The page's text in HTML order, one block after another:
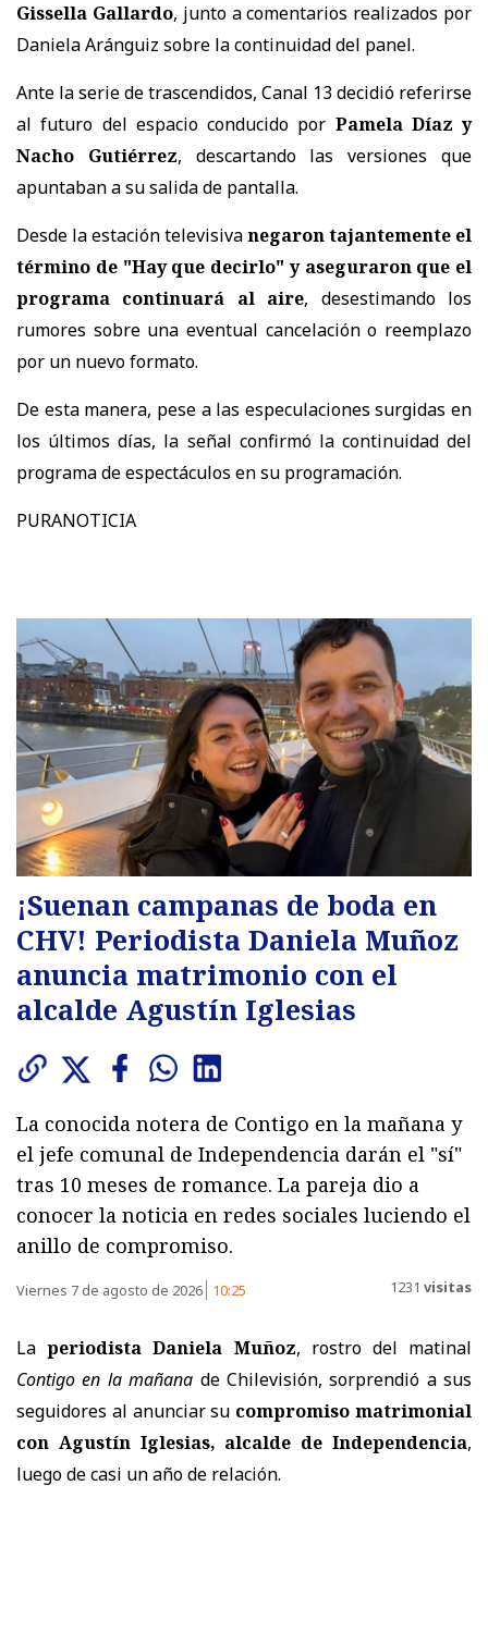
Gissella Gallardo, junto a comentarios realizados por
Daniela Aránguiz sobre la continuidad del panel.
Ante la serie de trascendidos, Canal 13 decidió referirse
al futuro del espacio conducido por Pamela Díaz y
Nacho Gutiérrez, descartando las versiones que
apuntaban a su salida de pantalla.
Desde la estación televisivanegaron tajantemente el
término de "Hay que decirlo" y aseguraron que el
programa continuará al aire, desestimando los
rumores sobre una eventual cancelación o reemplazo
por un nuevo formato.
De esta manera, pese a las especulaciones surgidas en
los últimos días, la señal confirmó la continuidad del
programa de espectáculos en su programación.
PURANOTICIA
¡Suenan campanas de boda en
CHV! Periodista Daniela Muñoz
anuncia matrimonio con el
alcalde Agustín Iglesias
La conocida notera de Contigo en la mañana y
el jefe comunal de Independencia darán el "sí"
tras 10 meses de romance. La pareja dio a
conocer la noticia en redes sociales luciendo el
anillo de compromiso.
Viernes 7 de agosto de 2026 10:25 1231 visitas
Laperiodista Daniela Muñoz, rostro del matinal
Contigo en la mañana de Chilevisión, sorprendió a sus
seguidores al anunciar su compromiso matrimonial
con Agustín Iglesias, alcalde de Independencia,
luego de casi un año de relación.